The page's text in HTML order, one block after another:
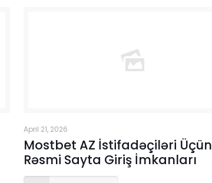
April 21, 2026
Mostbet AZ İstifadəçiləri Üçün
Rəsmi Sayta Giriş İmkanları